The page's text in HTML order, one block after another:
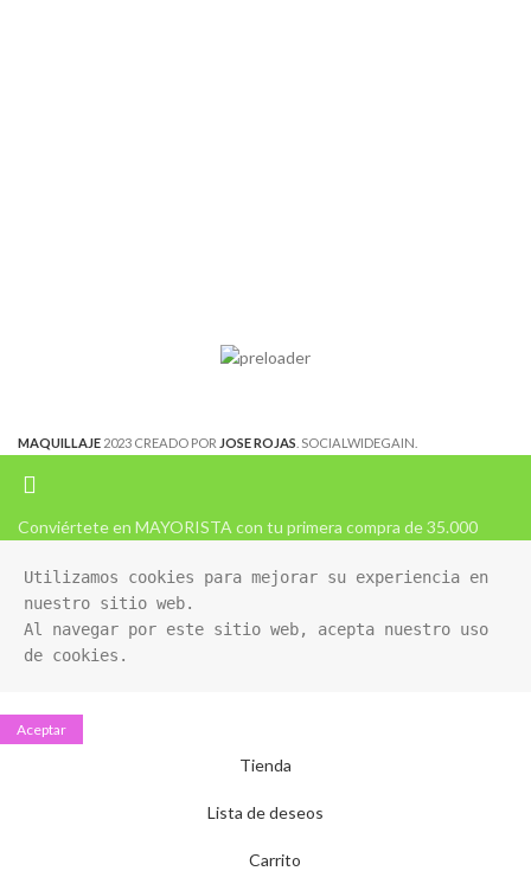
MAQUILLAJE 2023 CREADO POR JOSE ROJAS . SOCIALWIDEGAIN.
Conviértete en MAYORISTA con tu primera compra de 35.000
Utilizamos cookies para mejorar su experiencia en
nuestro sitio web.
Al navegar por este sitio web, acepta nuestro uso
de cookies.
Aceptar
Tienda
Lista de deseos
Carrito